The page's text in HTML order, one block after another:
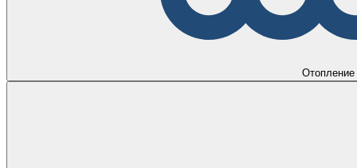
Отопление